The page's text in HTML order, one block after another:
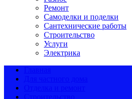
Ремонт
Самоделки и поделки
Сантехнические работы
Строительство
Услуги
Электрика